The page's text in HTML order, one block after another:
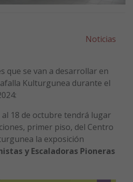
Noticias
que se van a desarrollar en
Kulturgunea durante el
18 de octubre tendrá lugar
primer piso, del Centro
la exposición
y Escaladoras Pioneras